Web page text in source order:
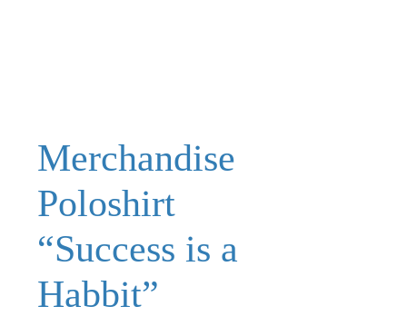
Merchandise
Poloshirt
“Success is a
Habbit”